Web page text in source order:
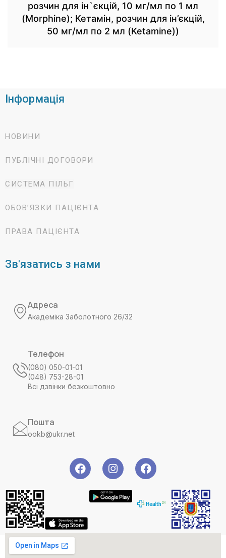
розчин для ін`єкцій, 10 мг/мл по 1 мл
(Morphine); Кетамін, розчин для ін’єкцій,
50 мг/мл по 2 мл (Ketamine))
Інформація
НОВИНИ
ПУБЛІЧНІ ДОГОВОРИ
СИСТЕМА ПІЛЬГ
ОБОВ’ЯЗКИ ПАЦІЄНТА
ПРАВА ПАЦІЄНТА
Зв'язатись з нами
Адреса
Академіка Заболотного 26/32
Телефон
(080) 050-01-01
(048) 753-28-01
Всі дзвінки безкоштовно
Пошта
ookb@ukr.net